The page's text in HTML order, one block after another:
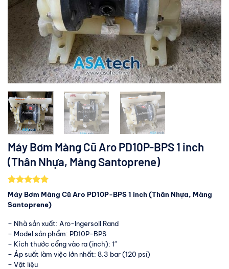
Máy Bơm Màng Cũ Aro PD10P-BPS 1 inch
(Thân Nhựa, Màng Santoprene)
5.00
trên 5
dựa trên
5
đánh giá
Máy Bơm Màng Cũ Aro PD10P-BPS 1 inch (Thân Nhựa, Màng
Santoprene)
– Nhà sản xuất: Aro-Ingersoll Rand
– Model sản phẩm: PD10P-BPS
– Kích thước cổng vào ra (inch): 1″
– Áp suất làm việc lớn nhất: 8.3 bar (120 psi)
– Vật liệu